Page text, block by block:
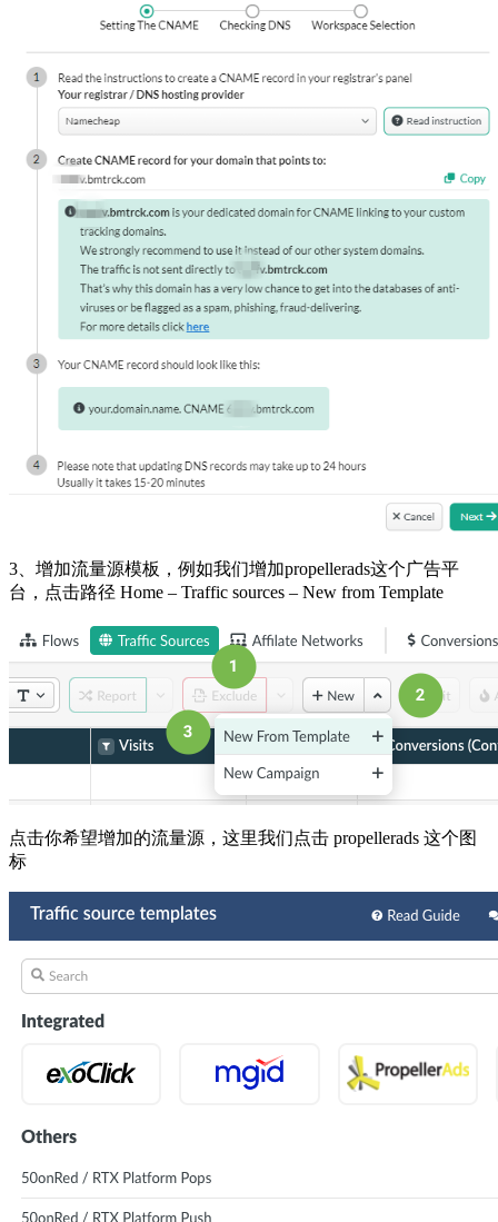
3、增加流量源模板，例如我们增加propellerads这个广告平
台，点击路径 Home – Traffic sources – New from Template
点击你希望增加的流量源，这里我们点击 propellerads 这个图
标